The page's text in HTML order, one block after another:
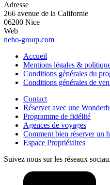
Adresse
266 avenue de la Californie
06200 Nice
Web
neho-group.com
Accueil
Mentions légales &
Conditions générales du
Conditions générales de
Contact
Réserver avec une
Programme de fidélité
Agences de voyages
Comment bien réserver un
Espace Propriétaires
Suivez nous sur les réseaux